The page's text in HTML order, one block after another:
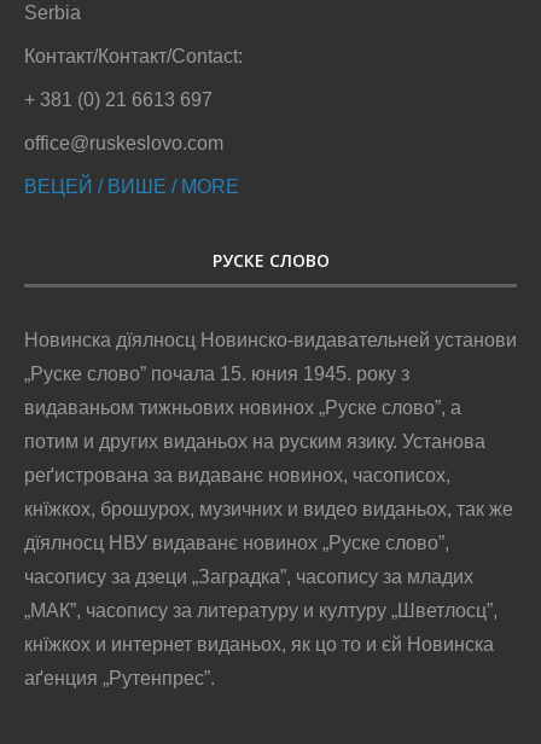
Serbia
Контакт/Контакт/Contact:
+ 381 (0) 21 6613 697
office@ruskeslovo.com
ВЕЦЕЙ / ВИШЕ / MORE
РУСКЕ СЛОВО
Новинска дїялносц Новинско-видавательней установи
„Руске слово” почала 15. юния 1945. року з
видаваньом тижньових новинох „Руске слово”, а
потим и других виданьох на руским язику. Установа
реґистрована за видаванє новинох, часописох,
кнїжкох, брошурох, музичних и видео виданьох, так же
дїялносц НВУ видаванє новинох „Руске слово”,
часопису за дзеци „Заградка”, часопису за младих
„МАК”, часопису за литературу и културу „Шветлосц”,
кнїжкох и интернет виданьох, як цо то и єй Новинска
аґенция „Рутенпрес”.